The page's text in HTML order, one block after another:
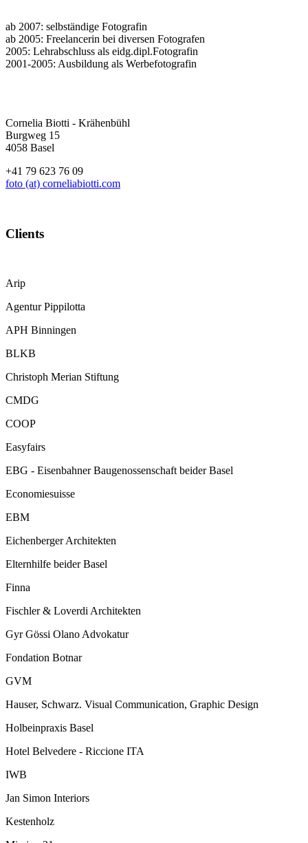
ab 2007: selbständige Fotografin
ab 2005: Freelancerin bei diversen Fotografen
2005: Lehrabschluss als eidg.dipl.Fotografin
2001-2005: Ausbildung als Werbefotografin
Cornelia Biotti - Krähenbühl
Burgweg 15
4058 Basel
+41 79 623 76 09
foto (at) corneliabiotti.com
Clients
Arip
Agentur Pippilotta
APH Binningen
BLKB
Christoph Merian Stiftung
CMDG
COOP
Easyfairs
EBG - Eisenbahner Baugenossenschaft beider Basel
Economiesuisse
EBM
Eichenberger Architekten
Elternhilfe beider Basel
Finna
Fischler & Loverdi Architekten
Gyr Gössi Olano Advokatur
Fondation Botnar
GVM
Hauser, Schwarz. Visual Communication, Graphic Design
Holbeinpraxis Basel
Hotel Belvedere - Riccione ITA
IWB
Jan Simon Interiors
Kestenholz